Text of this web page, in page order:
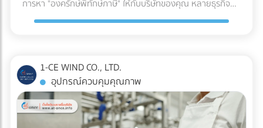
การหา "องครักษ์พิทักษ์ภาษี" ให้กับบริษัทของคุณ หลายธุรกิจ
ต้องปิดตัวลงหรือเสียกำไรมหาศาลเพียงเพราะการจัดการบัญชีที่
คุ้มค่าและปลอดภัยที่สุด
1-CE WIND CO., LTD.
อุปกรณ์ควบคุมคุณภาพ